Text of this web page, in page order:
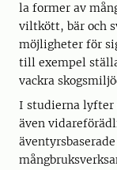
la former av
viltkött, bär och
möjligheter för
till exempel
vackra
I studierna lyfter
även